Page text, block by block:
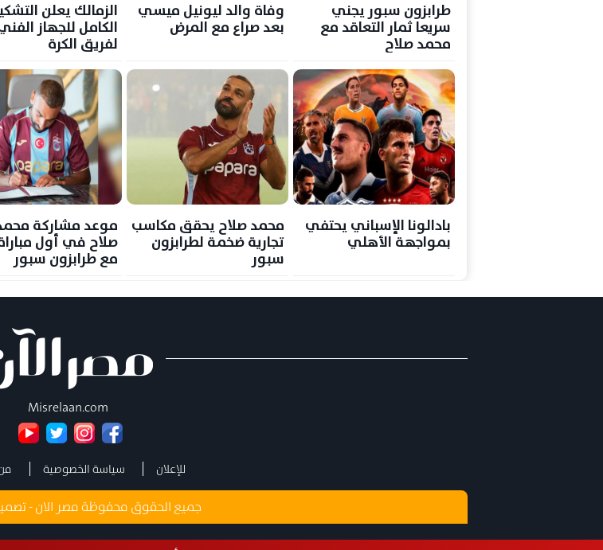
طرابزون سبور يجني
سريعا ثمار التعاقد مع
محمد صلاح
وفاة والد ليونيل ميسي
بعد صراع مع المرض
الزمالك يعلن
الكامل للجهاز
لفريق الكرة
بادالونا الإسباني يحتفي
بمواجهة الأهلي
محمد صلاح يحقق مكاسب
تجارية ضخمة لطرابزون
سبور
موعد مشاركة
صلاح في أول
مع طرابزون سبور
Misrelaan.com
للإعلان سياسة الخصوصية
جميع الحقوق محفوظة مصر الان -